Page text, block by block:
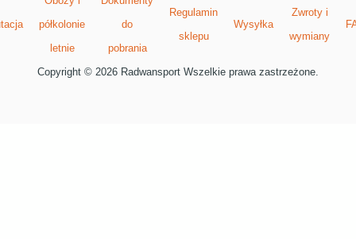
półkolonie
letnie
do
pobrania
Regulamin
sklepu
Wysyłka
Zwroty i
wymiany
Copyright © 2026 Radwansport Wszelkie prawa zastrzeżone.